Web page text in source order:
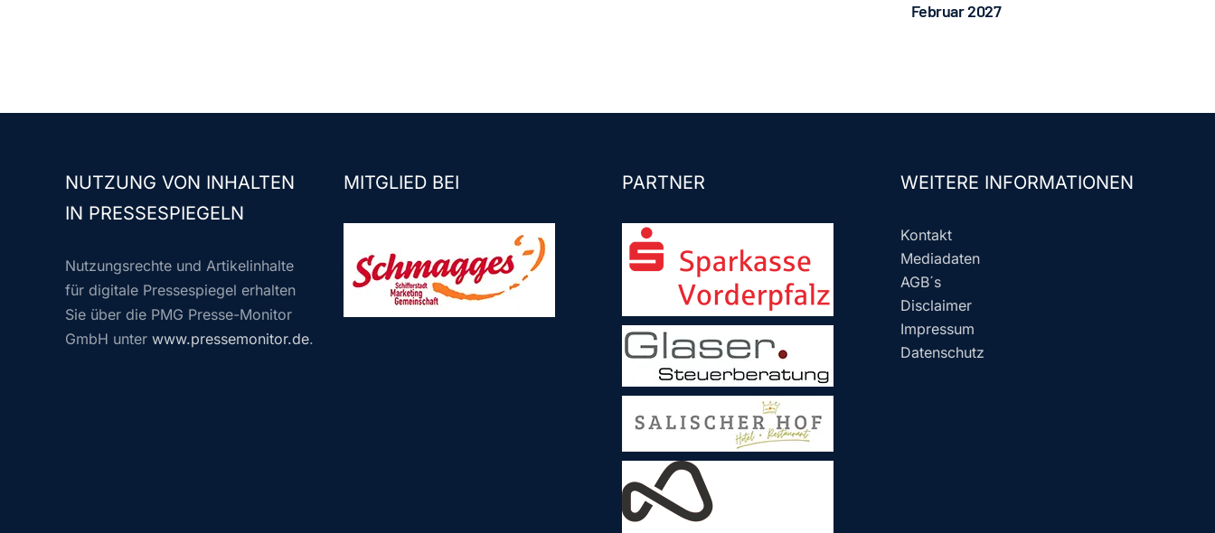
Februar 2027
NUTZUNG VON INHALTEN
IN PRESSESPIEGELN
Nutzungsrechte und Artikelinhalte
für digitale Pressespiegel erhalten
Sie über die PMG Presse-Monitor
GmbH unter www.pressemonitor.de.
MITGLIED BEI PARTNER WEITERE INFORMATIONEN
Kontakt
Mediadaten
AGB´s
Disclaimer
Impressum
Datenschutz